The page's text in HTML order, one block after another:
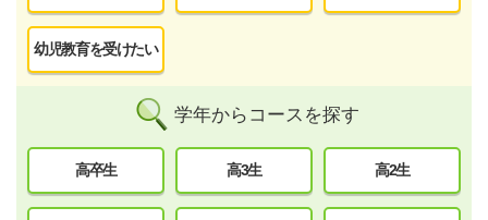
幼児教育を受けたい
学年からコースを探す
高卒生 高3生 高2生